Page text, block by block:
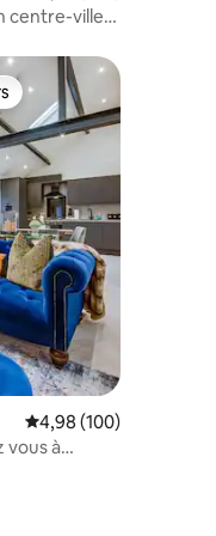
centre-ville
les plus aimés
Note moyenne de
4,98 (100)
vous à